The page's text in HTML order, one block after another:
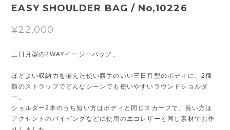
EASY SHOULDER BAG / No,10226
¥22,000
三日月型の2WAYイージーバッグ。
ほどよい収納力を備えた使い勝手のいい三日月型のボディに、2種
類のストラップでどんなシーンでも使いやすいラウンドショルダ
ー。
ショルダー2本のうち短い方はボディと同じスカーフで、長い方は
アクセントのパイピングなどに使用のエコレザーと同じ素材でお作